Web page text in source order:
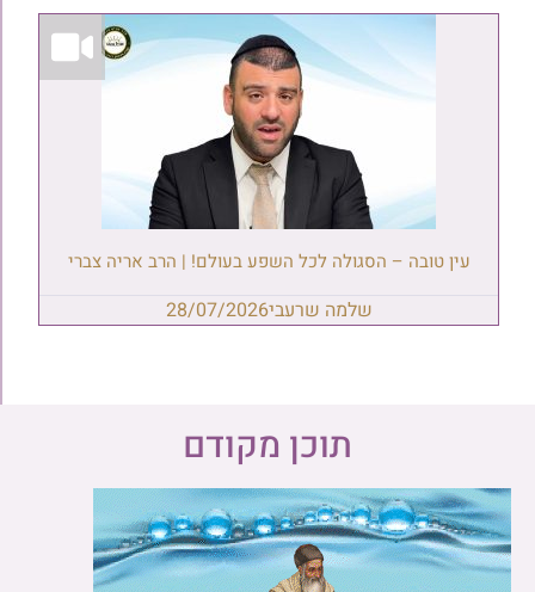
עין טובה – הסגולה לכל השפע בעולם! | הרב אריה צברי
שלמה שרעבי28/07/2026
תוכן מקודם